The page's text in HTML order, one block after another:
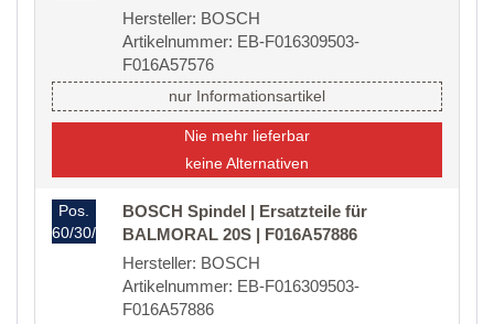
Hersteller: BOSCH
Artikelnummer: EB-F016309503-
F016A57576
nur Informationsartikel
Nie mehr lieferbar
keine Alternativen
Pos.
60/30/02
BOSCH Spindel | Ersatzteile für
BALMORAL 20S | F016A57886
Hersteller: BOSCH
Artikelnummer: EB-F016309503-
F016A57886